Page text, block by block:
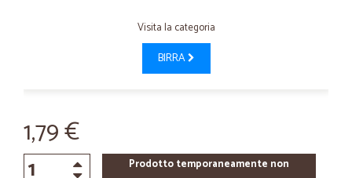
Visita la categoria
BIRRA
1,79 €
Prodotto temporaneamente non